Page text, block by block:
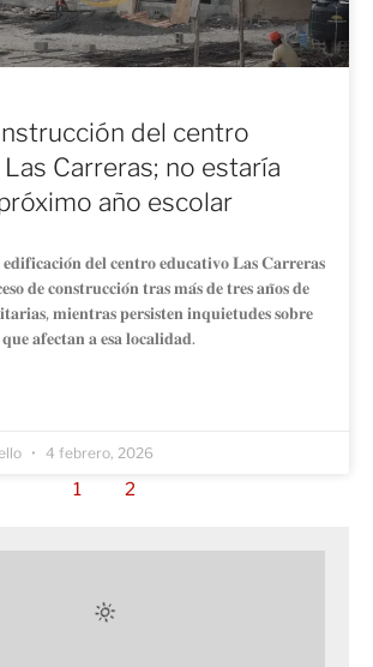
del centro
Carreras; no estaría
año escolar
𝐝𝐞𝐥 𝐜𝐞𝐧𝐭𝐫𝐨 𝐞𝐝𝐮𝐜𝐚𝐭𝐢𝐯𝐨 𝐋𝐚𝐬 𝐂𝐚𝐫𝐫𝐞𝐫𝐚𝐬
𝐝𝐞 𝐜𝐨𝐧𝐬𝐭𝐫𝐮𝐜𝐜𝐢𝐨́𝐧 𝐭𝐫𝐚𝐬 𝐦𝐚́𝐬 𝐝𝐞 𝐭𝐫𝐞𝐬 𝐚𝐧̃𝐨𝐬 𝐝𝐞
𝐦𝐢𝐞𝐧𝐭𝐫𝐚𝐬 𝐩𝐞𝐫𝐬𝐢𝐬𝐭𝐞𝐧 𝐢𝐧𝐪𝐮𝐢𝐞𝐭𝐮𝐝𝐞𝐬 𝐬𝐨𝐛𝐫𝐞
𝐚𝐟𝐞𝐜𝐭𝐚𝐧 𝐚 𝐞𝐬𝐚 𝐥𝐨𝐜𝐚𝐥𝐢𝐝𝐚𝐝.
4 febrero, 2026
1 2